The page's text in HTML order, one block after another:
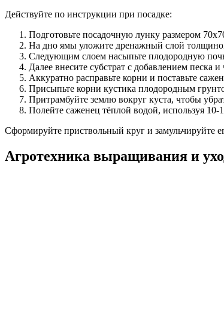
Действуйте по инструкции при посадке:
Подготовьте посадочную лунку размером
На дно ямы уложите дренажный слой
Следующим слоем насыпьте плодородную
Далее внесите субстрат с добавлением
Аккуратно расправьте корни и поставьте
Присыпьте корни кустика плодородным
Притрамбуйте землю вокруг куста, чтобы
Полейте саженец тёплой водой, используя 10-
Сформируйте приствольный круг и замульчируйте
Агротехника выращивания и